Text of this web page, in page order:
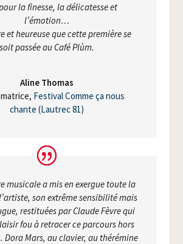
la finesse, la déli­ca­tesse et
l’émotion…
et heu­reuse que cette pre­mière se
soit pas­sée au Café Plùm.
Aline Tho­mas
, Fes­ti­val Comme ça nous
chante (Lau­trec 81)
musi­cale a mis en exergue toute la
son extrême sen­si­bi­li­té mais
res­ti­tuées par Claude Fèvre qui
fou à retra­cer ce par­cours hors
Dora Mars, au cla­vier, au thé­ré­mine